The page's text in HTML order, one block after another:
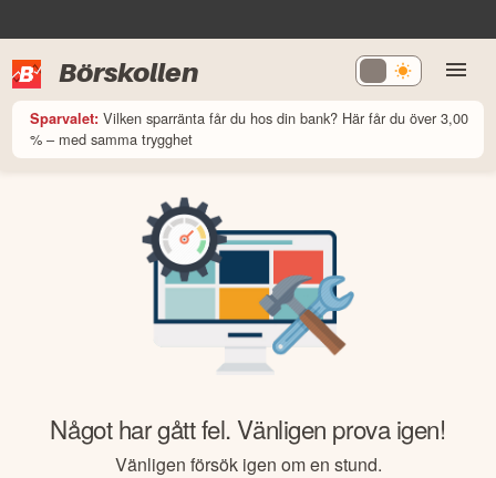
Börskollen
Sparvalet: Vilken sparränta får du hos din bank? Här får du över 3,00
% – med samma trygghet
Något har gått fel. Vänligen prova igen!
Vänligen försök igen om en stund.